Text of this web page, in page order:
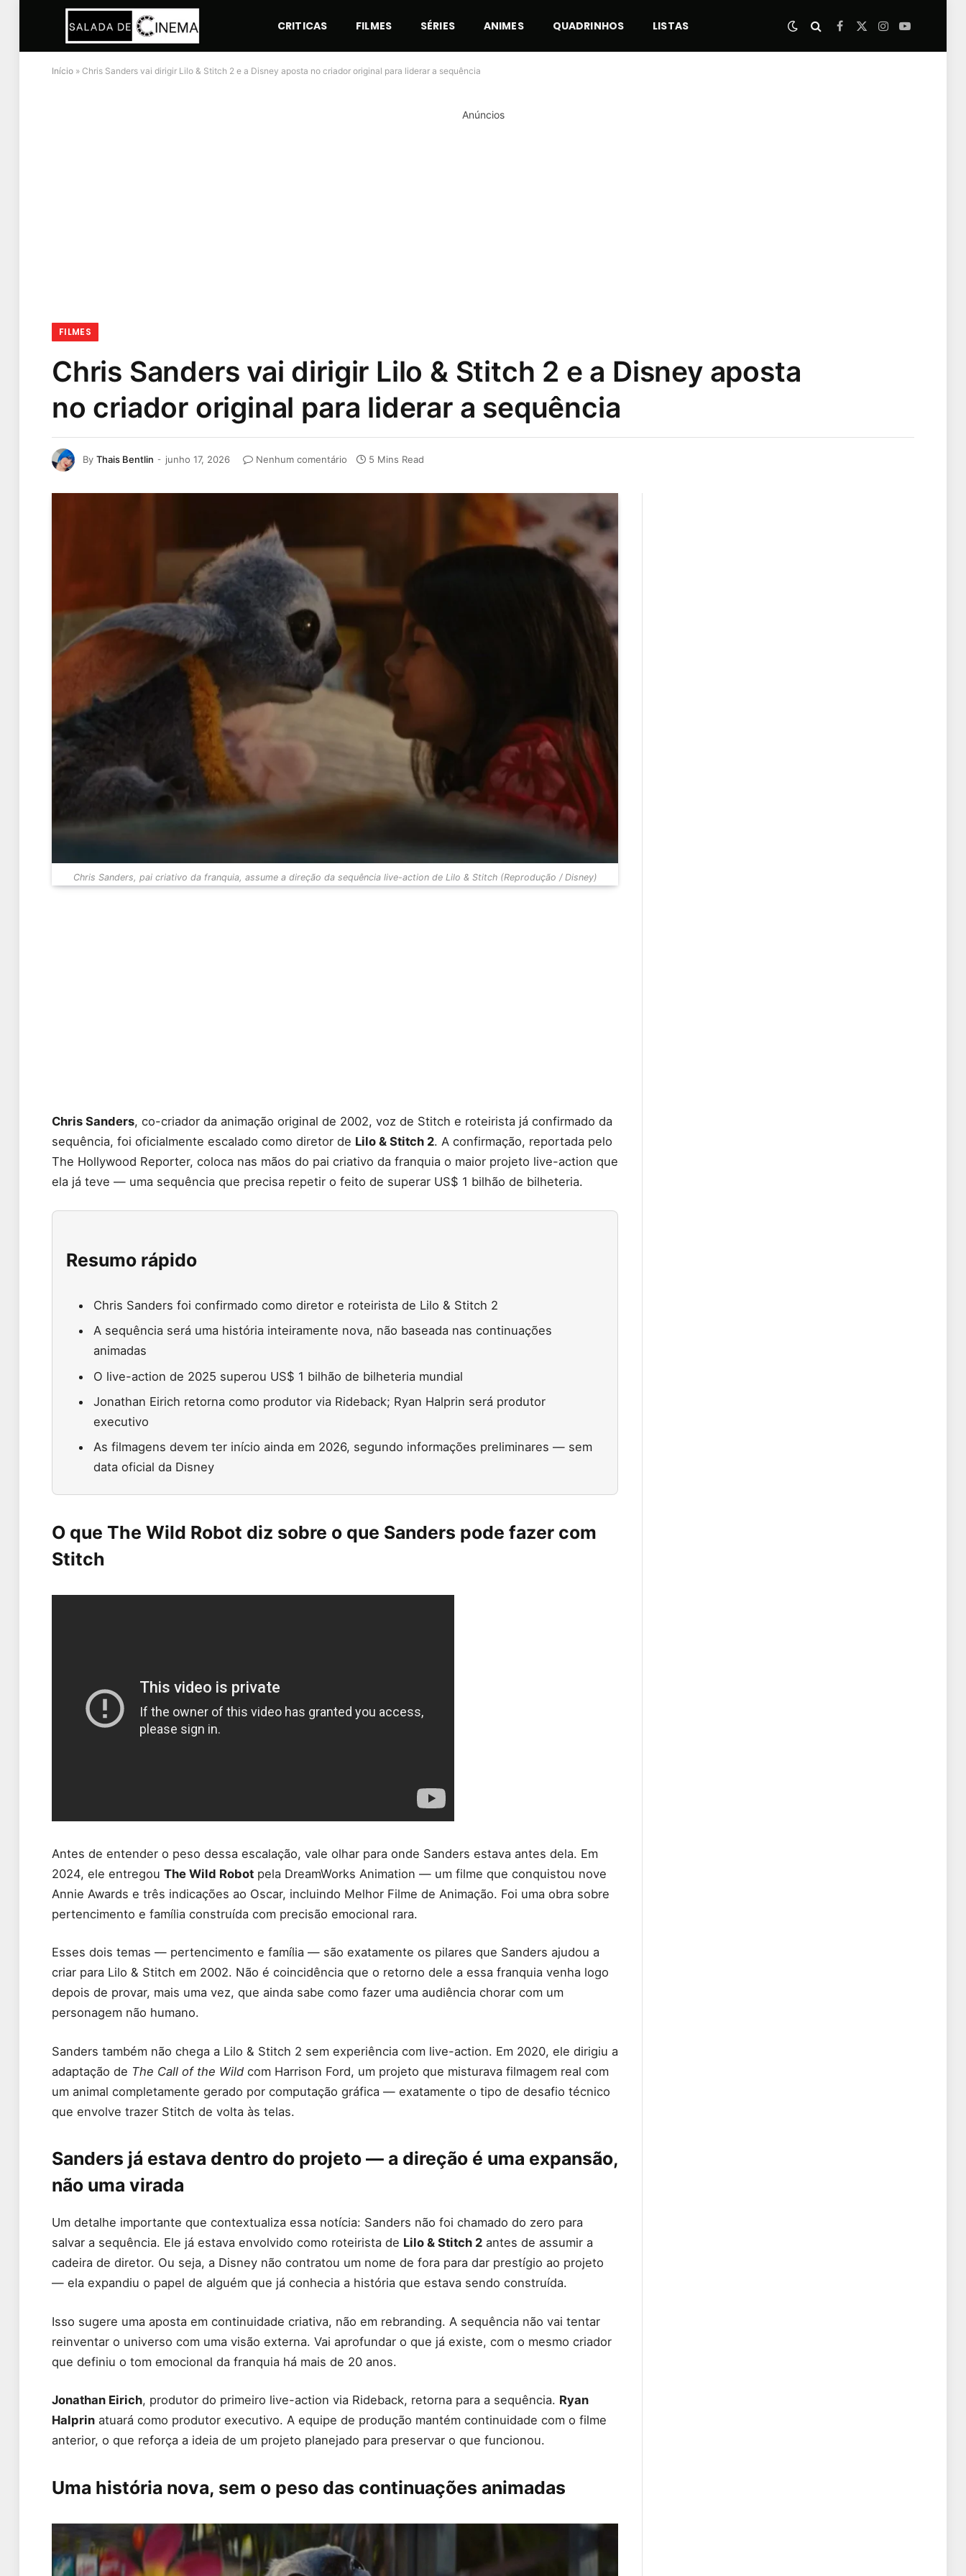
CRITICAS FILMES SÉRIES ANIMES QUADRINHOS LISTAS Facebook
X
Instagram
YouTube
Início » Chris Sanders vai dirigir Lilo & Stitch 2 e a Disney aposta no criador original para liderar a sequência
Anúncios
FILMES
Chris Sanders vai dirigir Lilo & Stitch 2 e a Disney aposta
no criador original para liderar a sequência
By Thais Bentlin junho 17, 2026 Nenhum comentário 5 Mins Read
Chris Sanders, pai criativo da franquia, assume a direção da sequência live-action de Lilo & Stitch (Reprodução / Disney)
Chris Sanders, co-criador da animação original de 2002, voz de Stitch e roteirista já confirmado da
sequência, foi oficialmente escalado como diretor de Lilo & Stitch 2. A confirmação, reportada pelo
The Hollywood Reporter, coloca nas mãos do pai criativo da franquia o maior projeto live-action que
ela já teve — uma sequência que precisa repetir o feito de superar US$ 1 bilhão de bilheteria.
Resumo rápido
Chris Sanders foi confirmado como diretor e roteirista de Lilo & Stitch 2
A sequência será uma história inteiramente nova, não baseada nas continuações
animadas
O live-action de 2025 superou US$ 1 bilhão de bilheteria mundial
Jonathan Eirich retorna como produtor via Rideback; Ryan Halprin será produtor
executivo
As filmagens devem ter início ainda em 2026, segundo informações preliminares — sem
data oficial da Disney
O que The Wild Robot diz sobre o que Sanders pode fazer com
Stitch
Antes de entender o peso dessa escalação, vale olhar para onde Sanders estava antes dela. Em
2024, ele entregou The Wild Robot pela DreamWorks Animation — um filme que conquistou nove
Annie Awards e três indicações ao Oscar, incluindo Melhor Filme de Animação. Foi uma obra sobre
pertencimento e família construída com precisão emocional rara.
Esses dois temas — pertencimento e família — são exatamente os pilares que Sanders ajudou a
criar para Lilo & Stitch em 2002. Não é coincidência que o retorno dele a essa franquia venha logo
depois de provar, mais uma vez, que ainda sabe como fazer uma audiência chorar com um
personagem não humano.
Sanders também não chega a Lilo & Stitch 2 sem experiência com live-action. Em 2020, ele dirigiu a
adaptação de The Call of the Wild com Harrison Ford, um projeto que misturava filmagem real com
um animal completamente gerado por computação gráfica — exatamente o tipo de desafio técnico
que envolve trazer Stitch de volta às telas.
Sanders já estava dentro do projeto — a direção é uma expansão,
não uma virada
Um detalhe importante que contextualiza essa notícia: Sanders não foi chamado do zero para
salvar a sequência. Ele já estava envolvido como roteirista de Lilo & Stitch 2 antes de assumir a
cadeira de diretor. Ou seja, a Disney não contratou um nome de fora para dar prestígio ao projeto
— ela expandiu o papel de alguém que já conhecia a história que estava sendo construída.
Isso sugere uma aposta em continuidade criativa, não em rebranding. A sequência não vai tentar
reinventar o universo com uma visão externa. Vai aprofundar o que já existe, com o mesmo criador
que definiu o tom emocional da franquia há mais de 20 anos.
Jonathan Eirich, produtor do primeiro live-action via Rideback, retorna para a sequência. Ryan
Halprin atuará como produtor executivo. A equipe de produção mantém continuidade com o filme
anterior, o que reforça a ideia de um projeto planejado para preservar o que funcionou.
Uma história nova, sem o peso das continuações animadas